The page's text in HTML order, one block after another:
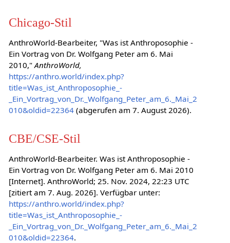
Chicago-Stil
AnthroWorld-Bearbeiter, "Was ist Anthroposophie -
Ein Vortrag von Dr. Wolfgang Peter am 6. Mai
2010,"AnthroWorld,
https://anthro.world/index.php?
title=Was_ist_Anthroposophie_-
_Ein_Vortrag_von_Dr._Wolfgang_Peter_am_6._Mai_2
010&oldid=22364(abgerufen am 7. August 2026).
CBE/CSE-Stil
AnthroWorld-Bearbeiter. Was ist Anthroposophie -
Ein Vortrag von Dr. Wolfgang Peter am 6. Mai 2010
[Internet]. AnthroWorld; 25. Nov. 2024, 22:23 UTC
[zitiert am 7. Aug. 2026]. Verfügbar unter:
https://anthro.world/index.php?
title=Was_ist_Anthroposophie_-
_Ein_Vortrag_von_Dr._Wolfgang_Peter_am_6._Mai_2
010&oldid=22364.